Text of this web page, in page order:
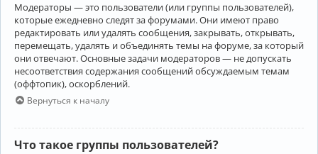
Модераторы — это пользователи (или группы пользователей),
которые ежедневно следят за форумами. Они имеют право
редактировать или удалять сообщения, закрывать, открывать,
перемещать, удалять и объединять темы на форуме, за который
они отвечают. Основные задачи модераторов — не допускать
несоответствия содержания сообщений обсуждаемым темам
(оффтопик), оскорблений.
Вернуться к началу
Что такое группы пользователей?